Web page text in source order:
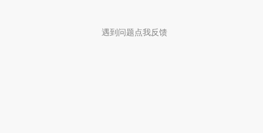
遇到问题点我反馈